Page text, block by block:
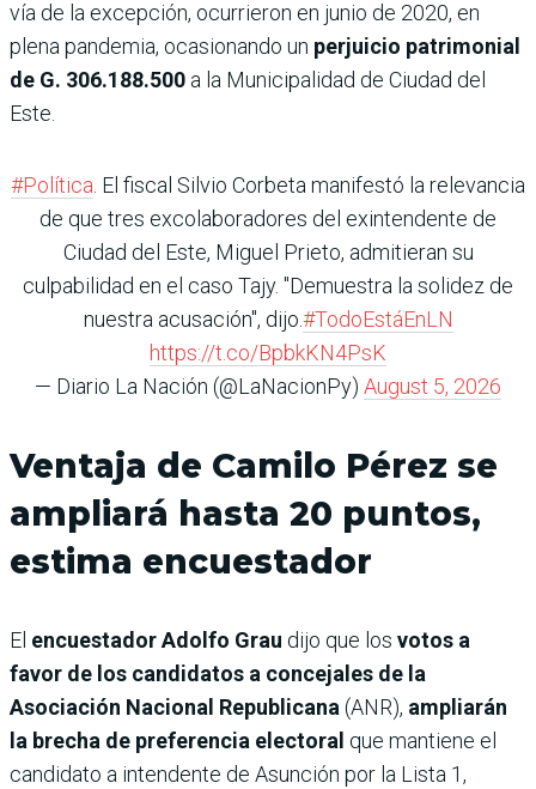
vía de la excepción, ocurrieron en junio de 2020, en
plena pandemia, ocasionando un perjuicio patrimonial
de G. 306.188.500 a la Municipalidad de Ciudad del
Este.
#Política . El fiscal Silvio Corbeta manifestó la relevancia
de que tres excolaboradores del exintendente de
Ciudad del Este, Miguel Prieto, admitieran su
culpabilidad en el caso Tajy. "Demuestra la solidez de
nuestra acusación", dijo.#TodoEstáEnLN
https://t.co/BpbkKN4PsK
— Diario La Nación (@LaNacionPy) August 5, 2026
Ventaja de Camilo Pérez se
ampliará hasta 20 puntos,
estima encuestador
El encuestador Adolfo Grau dijo que los votos a
favor de los candidatos a concejales de la
Asociación Nacional Republicana (ANR), ampliarán
la brecha de preferencia electoral que mantiene el
candidato a intendente de Asunción por la Lista 1,